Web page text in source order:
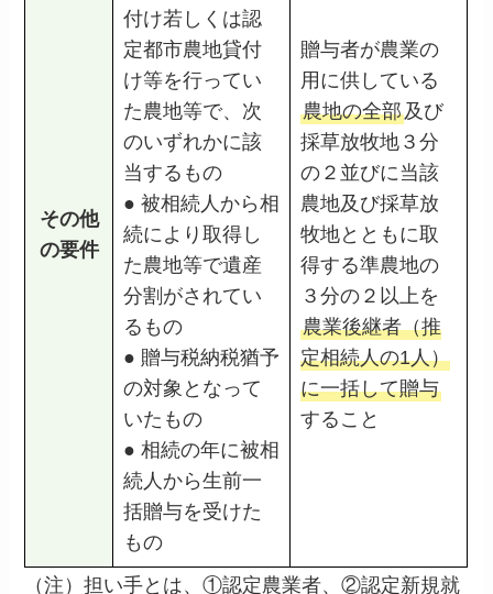
その他
の要件
付け若しくは認
定都市農地貸付
け等を行ってい
た農地等で、次
のいずれかに該
当するもの
● 被相続人から相
続により取得し
た農地等で遺産
分割がされてい
るもの
● 贈与税納税猶予
の対象となって
いたもの
● 相続の年に被相
続人から生前一
括贈与を受けた
もの
贈与者が農業の
用に供している
農地の全部及び
採草放牧地３分
の２並びに当該
農地及び採草放
牧地とともに取
得する準農地の
３分の２以上を
農業後継者（推
定相続人の1人）
に一括して贈与
すること
（注）担い手とは、①認定農業者、②認定新規就